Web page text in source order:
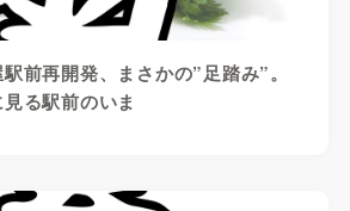
駅前再開発、まさかの”足踏み”。
る駅前のいま